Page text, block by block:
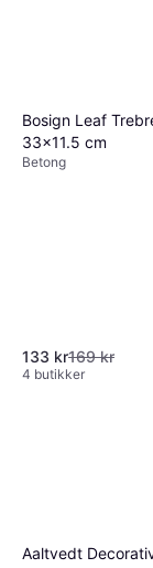
Bosign Leaf
33x11.5 cm
Betong
133 kr169 kr
4 butikker
Aaltvedt